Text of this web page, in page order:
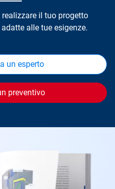
il tuo progetto
alle tue esigenze.
un esperto
preventivo